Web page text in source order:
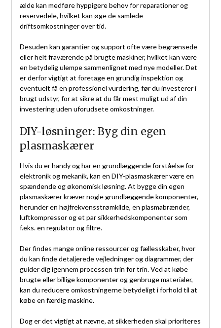
ælde kan medføre hyppigere behov for reparationer og
reservedele, hvilket kan øge de samlede
driftsomkostninger over tid.
Desuden kan garantier og support ofte være begrænsede
eller helt fraværende på brugte maskiner, hvilket kan være
en betydelig ulempe sammenlignet med nye modeller. Det
er derfor vigtigt at foretage en grundig inspektion og
eventuelt få en professionel vurdering, før du investerer i
brugt udstyr, for at sikre at du får mest muligt ud af din
investering uden uforudsete omkostninger.
DIY-løsninger: Byg din egen
plasmaskærer
Hvis du er handy og har en grundlæggende forståelse for
elektronik og mekanik, kan en DIY-plasmaskærer være en
spændende og økonomisk løsning. At bygge din egen
plasmaskærer kræver nogle grundlæggende komponenter,
herunder en højfrekvensstrømkilde, en plasmabrænder,
luftkompressor og et par sikkerhedskomponenter som
f.eks. en regulator og filtre.
Der findes mange online ressourcer og fællesskaber, hvor
du kan finde detaljerede vejledninger og diagrammer, der
guider dig igennem processen trin for trin. Ved at købe
brugte eller billige komponenter og genbruge materialer,
kan du reducere omkostningerne betydeligt i forhold til at
købe en færdig maskine.
Dog er det vigtigt at nævne, at sikkerheden skal prioriteres